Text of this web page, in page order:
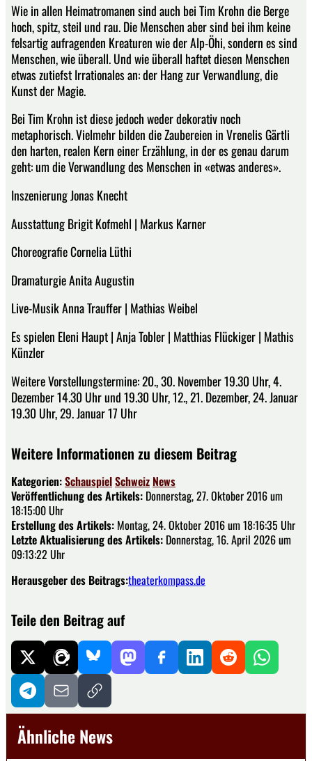
Wie in allen Heimatromanen sind auch bei Tim Krohn die Berge
hoch, spitz, steil und rau. Die Menschen aber sind bei ihm keine
felsartig aufragenden Kreaturen wie der Alp-Öhi, sondern es sind
Menschen, wie überall. Und wie überall haftet diesen Menschen
etwas zutiefst Irrationales an: der Hang zur Verwandlung, die
Kunst der Magie.
Bei Tim Krohn ist diese jedoch weder dekorativ noch
metaphorisch. Vielmehr bilden die Zaubereien in Vrenelis Gärtli
den harten, realen Kern einer Erzählung, in der es genau darum
geht: um die Verwandlung des Menschen in «etwas anderes».
Inszenierung Jonas Knecht
Ausstattung Brigit Kofmehl | Markus Karner
Choreografie Cornelia Lüthi
Dramaturgie Anita Augustin
Live-Musik Anna Trauffer | Mathias Weibel
Es spielen Eleni Haupt | Anja Tobler | Matthias Flückiger | Mathis
Künzler
Weitere Vorstellungstermine: 20., 30. November 19.30 Uhr, 4.
Dezember 14.30 Uhr und 19.30 Uhr, 12., 21. Dezember, 24. Januar
19.30 Uhr, 29. Januar 17 Uhr
Weitere Informationen zu diesem Beitrag
Kategorien:SchauspielSchweiz News
Veröffentlichung des Artikels: Donnerstag, 27. Oktober 2016 um
18:15:00 Uhr
Erstellung des Artikels: Montag, 24. Oktober 2016 um 18:16:35 Uhr
Letzte Aktualisierung des Artikels: Donnerstag, 16. April 2026 um
09:13:22 Uhr
Herausgeber des Beitrags:theaterkompass.de
Teile den Beitrag auf
Ähnliche News